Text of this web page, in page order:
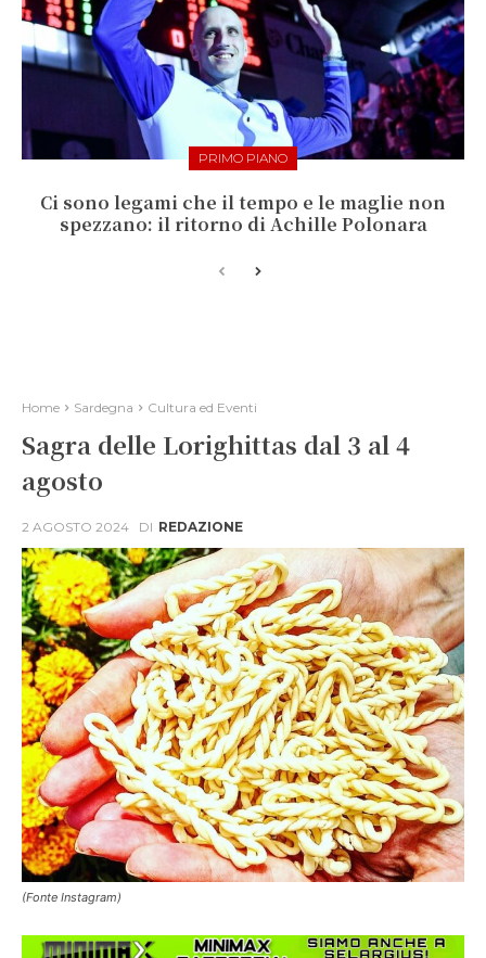
PRIMO PIANO
Ci sono legami che il tempo e le maglie non
spezzano: il ritorno di Achille Polonara